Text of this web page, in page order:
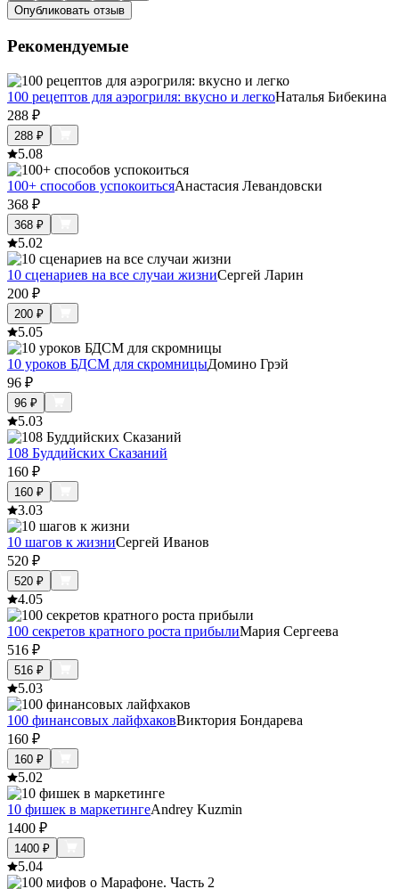
Опубликовать отзыв
Рекомендуемые
100 рецептов для аэрогриля: вкусно и легкоНаталья Бибекина
288 ₽
288 ₽
5.08
100+ способов успокоитьсяАнастасия Левандовски
368 ₽
368 ₽
5.02
10 сценариев на все случаи жизниСергей Ларин
200 ₽
200 ₽
5.05
10 уроков БДСМ для скромницыДомино Грэй
96 ₽
96 ₽
5.03
108 Буддийских Сказаний
160 ₽
160 ₽
3.03
10 шагов к жизниСергей Иванов
520 ₽
520 ₽
4.05
100 секретов кратного роста прибылиМария Сергеева
516 ₽
516 ₽
5.03
100 финансовых лайфхаковВиктория Бондарева
160 ₽
160 ₽
5.02
10 фишек в маркетингеAndrey Kuzmin
1400 ₽
1400 ₽
5.04